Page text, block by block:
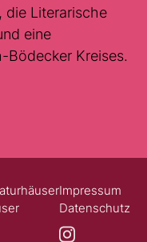
die Literarische
eine
Bödecker Kreises.
Impressum
Datenschutz